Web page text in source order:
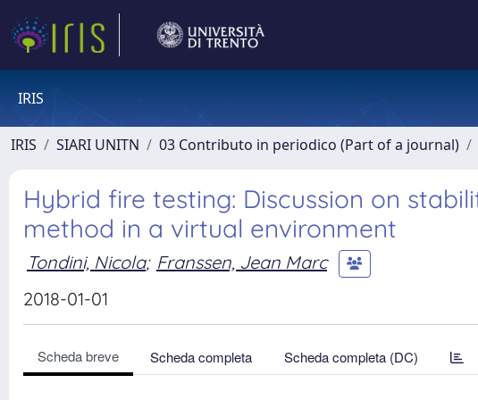
IRIS
IRIS SIARI UNITN 03 Contributo in periodico (Part of a journal)
Hybrid fire testing: Discussion on
method in a virtual environment
Tondini, Nicola; Franssen, Jean Marc
2018-01-01
Scheda breve Scheda completa Scheda completa (DC)